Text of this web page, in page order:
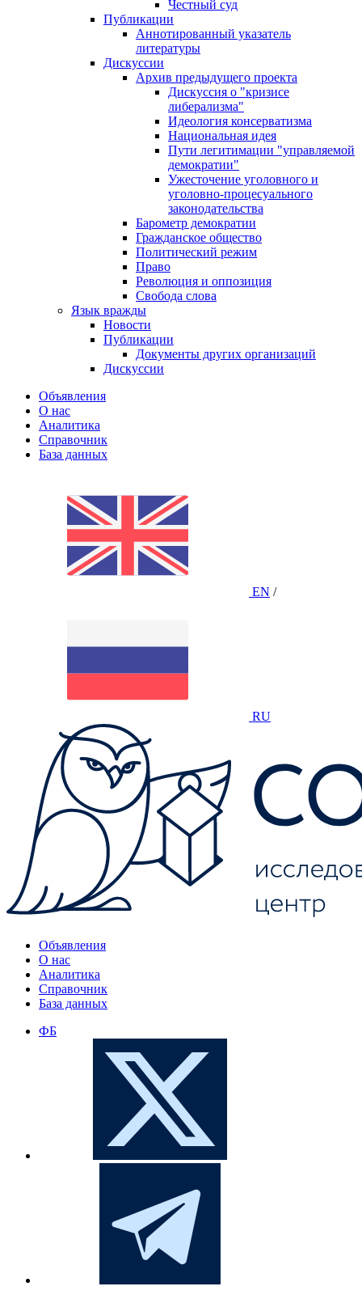
Честный суд
Публикации
Аннотированный указатель
литературы
Дискуссии
Архив предыдущего проекта
Дискуссия о "кризисе
либерализма"
Идеология консерватизма
Национальная идея
Пути легитимации "управляемой
демократии"
Ужесточение уголовного и
уголовно-процесуального
законодательства
Барометр демократии
Гражданское общество
Политический режим
Право
Революция и оппозиция
Свобода слова
Язык вражды
Новости
Публикации
Документы других организаций
Дискуссии
Объявления
О нас
Аналитика
Справочник
База данных
EN /
RU
Объявления
О нас
Аналитика
Справочник
База данных
ФБ